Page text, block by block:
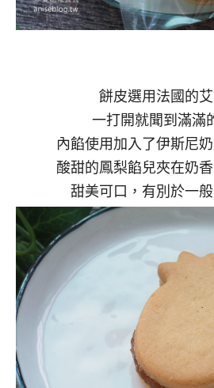
餅皮選用法國的
一打開就聞到滿滿
內餡使用加入了伊斯尼
酸甜的鳳梨餡兒夾在奶
甜美可口，有別於一般